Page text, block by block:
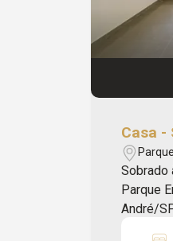
como
Casa -
Sobrado
Parque
André/SP 03 Quartos sendo 3